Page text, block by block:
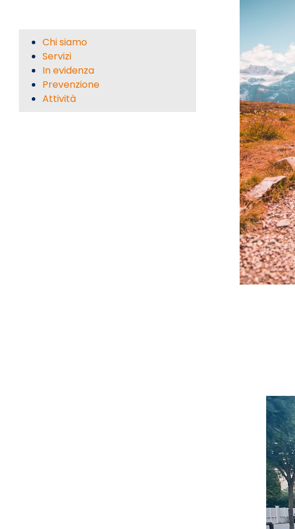
Chi siamo
Servizi
In evidenza
Prevenzione
Attività